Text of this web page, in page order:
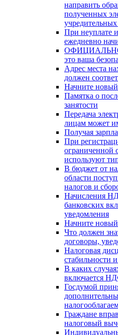
направить
полученных
При неуплате
ежедневно
это ваша
Адрес места
должен
Начните новый
Памятка о
занятости
Передача
лицам может
Получая
При
ограниченной
используют
В бюджет от
области
налогов и
Начисления
банковских
уведомления
Начните новый
Что должен
договоры,
Налоговая
стабильности
В каких
включается
Госдумой
Граждане
налоговый